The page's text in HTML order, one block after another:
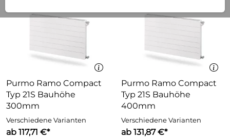
Purmo Ramo Compact
Typ 21S Bauhöhe
300mm
Verschiedene Varianten
ab 117,71 €*
Purmo Ramo Compact
Typ 21S Bauhöhe
400mm
Verschiedene Varianten
ab 131,87 €*